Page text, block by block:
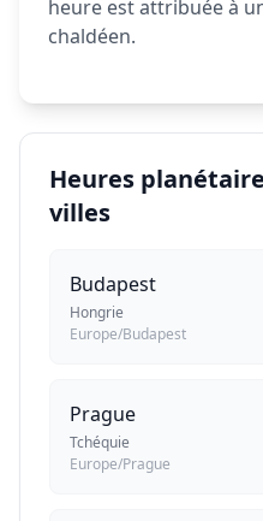
heure est attribuée à
chaldéen.
Heures
villes
Budapest
Hongrie
Europe/Budapest
Prague
Tchéquie
Europe/Prague